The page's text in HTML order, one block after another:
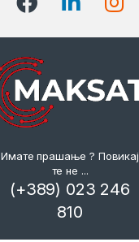
Имате прашање ? Повикај
те не ...
(+389) 023 246
810